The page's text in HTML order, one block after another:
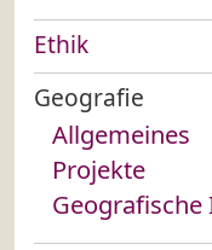
Ethik
Geografie
Allgemeines
Projekte